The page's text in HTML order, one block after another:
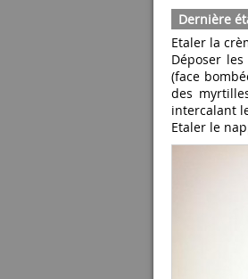
Dernière
Etaler la
Déposer
(face
des
intercalant
Etaler le